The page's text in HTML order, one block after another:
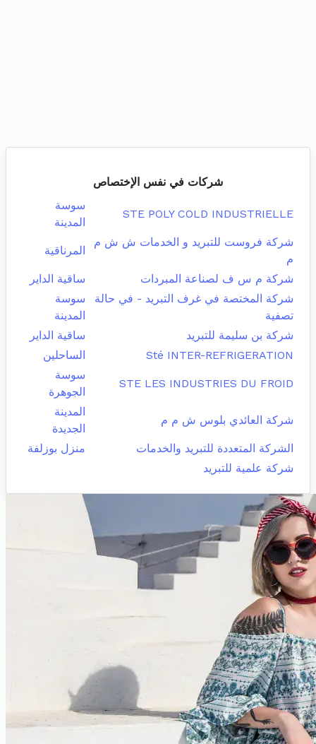
شركات في نفس الإختصاص
STE POLY COLD INDUSTRIELLE
سوسة
المدينة
شركة فروست للتبريد و الخدمات ش ش م
م
المرناقية
شركة م س ف لصناعة المبردات
ساقية الداير
شركة المختصة في غرف التبريد - في حالة
تصفية
سوسة
المدينة
شركة بن سليمة للتبريد
ساقية الداير
Sté INTER-REFRIGERATION
الساحلين
STE LES INDUSTRIES DU FROID
سوسة
الجوهرة
شركة العائدي بلوس ش م م
المدينة
الجديدة
الشركة المتعددة للتبريد والخدمات
منزل بوزلفة
شركة علمية للتبريد